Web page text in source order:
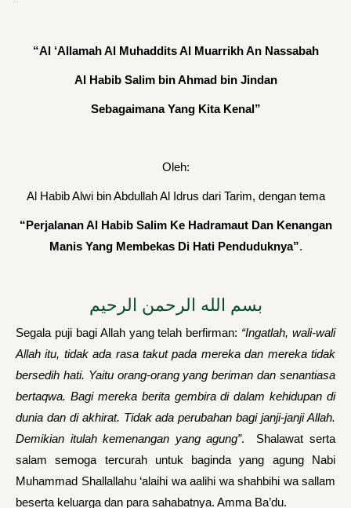
“Al ‘Allamah Al Muhaddits Al Muarrikh An Nassabah
Al Habib Salim bin Ahmad bin Jindan
Sebagaimana Yang Kita Kenal”
Oleh:
Al Habib Alwi bin Abdullah Al Idrus dari Tarim, dengan tema
“Perjalanan Al Habib Salim Ke Hadramaut Dan Kenangan
Manis Yang Membekas Di Hati Penduduknya”.
بسم الله الرحمن الرحيم
Segala puji bagi Allah yang telah berfirman: “Ingatlah, wali-wali
Allah itu, tidak ada rasa takut pada mereka dan mereka tidak
bersedih hati. Yaitu orang-orang yang beriman dan senantiasa
bertaqwa. Bagi mereka berita gembira di dalam kehidupan di
dunia dan di akhirat. Tidak ada perubahan bagi janji-janji Allah.
Demikian itulah kemenangan yang agung”. Shalawat serta
salam semoga tercurah untuk baginda yang agung Nabi
Muhammad Shallallahu ‘alaihi wa aalihi wa shahbihi wa sallam
beserta keluarga dan para sahabatnya. Amma Ba’du.